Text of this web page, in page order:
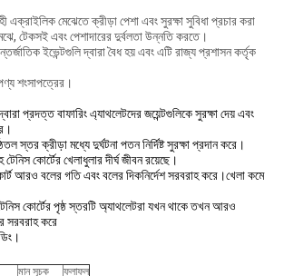
মেঝেতে ক্রীড়া পেশা এবং সুরক্ষা সুবিধা প্রচার করা
টেকসই এবং পেশাদারের দুর্বলতা উন্নতি করতে।
ইভেন্টগুলি দ্বারা বৈধ হয় এবং এটি রাজ্য প্রশাসন কর্তৃক
শংসাপত্রের।
প্রদত্ত বাফারিং এ্যাথলেটদের জয়েন্টগুলিকে সুরক্ষা দেয় এবং
ক্রীড়া মধ্যে দুর্ঘটনা পতন নির্দিষ্ট সুরক্ষা প্রদান করে।
কোর্টের খেলাধুলার দীর্ঘ জীবন রয়েছে।
আরও বলের গতি এবং বলের দিকনির্দেশ সরবরাহ করে।খেলা কমে
কোর্টের পৃষ্ঠ স্তরটি অ্যাথলেটরা যখন থাকে তখন আরও
সরবরাহ করে
মান সূচক
ফলাফল